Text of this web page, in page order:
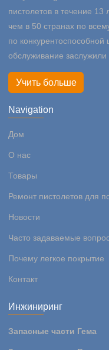
пистолетов в течение 13
чем в 50 странах по
по
обслуживание
Учить больше
Navigation
Дом
О нас
Товары
Ремонт пистолетов для
Новости
Часто задаваемые
Почему легкое покрытие
Контакт
Инжиниринг
Запасные части Гема